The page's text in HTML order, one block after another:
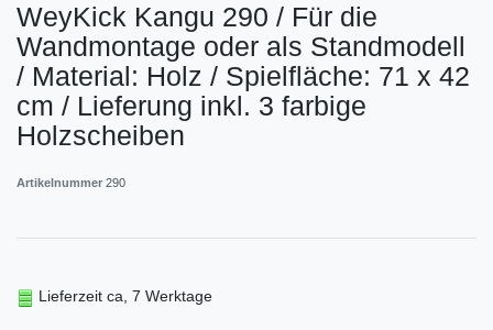
WeyKick Kangu 290 / Für die
Wandmontage oder als Standmodell
/ Material: Holz / Spielfläche: 71 x 42
cm / Lieferung inkl. 3 farbige
Holzscheiben
Artikelnummer 290
Lieferzeit ca, 7 Werktage